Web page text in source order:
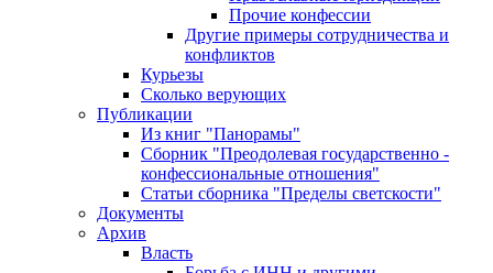
Прочие конфессии
Другие примеры сотрудничества и
конфликтов
Курьезы
Сколько верующих
Публикации
Из книг "Панорамы"
Сборник "Преодолевая государственно -
конфессиональные отношения"
Статьи сборника "Пределы светскости"
Документы
Архив
Власть